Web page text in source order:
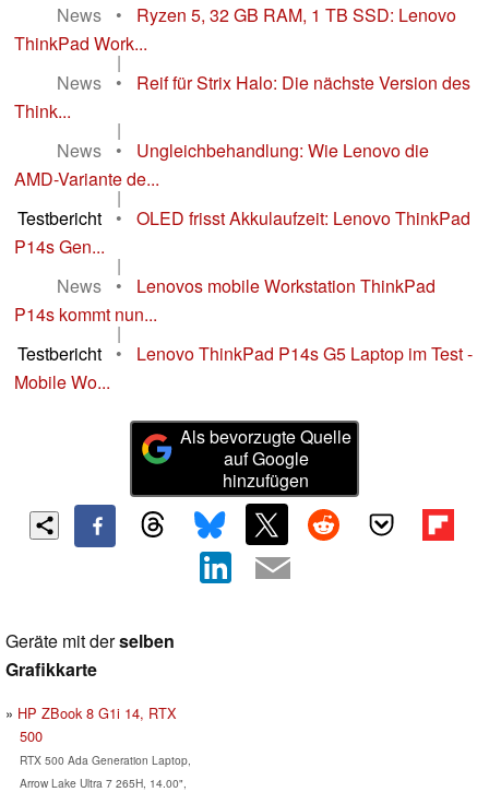
News
•
Ryzen 5, 32 GB RAM, 1 TB SSD: Lenovo
ThinkPad Work...
|
News
•
Reif für Strix Halo: Die nächste Version des
Think...
|
News
•
Ungleichbehandlung: Wie Lenovo die
AMD-Variante de...
|
Testbericht
•
OLED frisst Akkulaufzeit: Lenovo ThinkPad
P14s Gen...
|
News
•
Lenovos mobile Workstation ThinkPad
P14s kommt nun...
|
Testbericht
•
Lenovo ThinkPad P14s G5 Laptop im Test -
Mobile Wo...
Als bevorzugte Quelle
auf Google
hinzufügen
Geräte mit derselben
Grafikkarte
HP ZBook 8 G1i 14, RTX
500
RTX 500 Ada Generation Laptop,
Arrow Lake Ultra 7 265H, 14.00",